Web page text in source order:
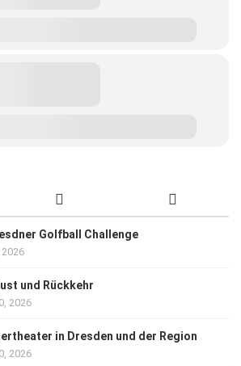
Golfball Challenge
und Rückkehr
2026
in Dresden und der Region
2026